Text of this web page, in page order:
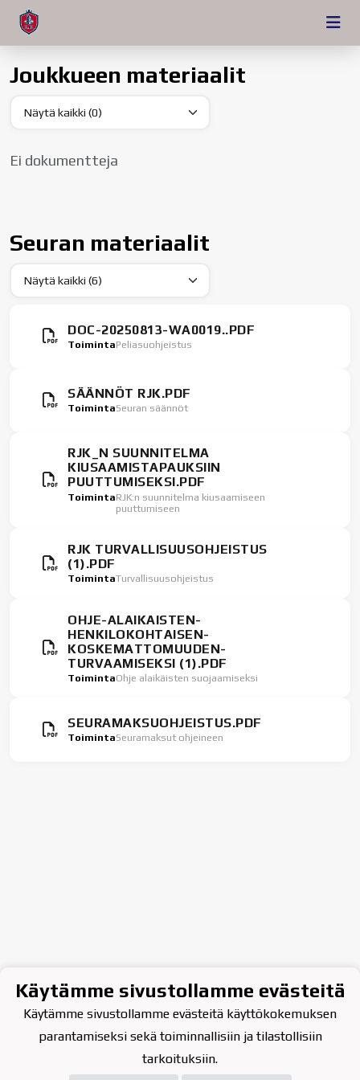
Joukkueen materiaalit
Ei dokumentteja
Seuran materiaalit
DOC-20250813-WA0019..PDF
ToimintaPeliasuohjeistus
SÄÄNNÖT RJK.PDF
ToimintaSeuran säännöt
RJK_N SUUNNITELMA
KIUSAAMISTAPAUKSIIN
PUUTTUMISEKSI.PDF
ToimintaRJK:n suunnitelma kiusaamiseen
puuttumiseen
RJK TURVALLISUUSOHJEISTUS
(1).PDF
ToimintaTurvallisuusohjeistus
OHJE-ALAIKAISTEN-
HENKILOKOHTAISEN-
KOSKEMATTOMUUDEN-
TURVAAMISEKSI (1).PDF
ToimintaOhje alaikäisten suojaamiseksi
SEURAMAKSUOHJEISTUS.PDF
ToimintaSeuramaksut ohjeineen
Käytämme sivustollamme evästeitä
Käytämme sivustollamme evästeitä käyttökokemuksen
parantamiseksi sekä toiminnallisiin ja tilastollisiin
tarkoituksiin.